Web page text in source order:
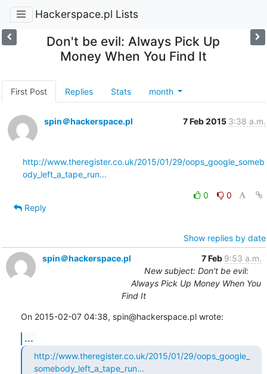
Hackerspace.pl Lists
Don't be evil: Always Pick Up
Money When You Find It
First Post Replies Stats month
spin＠hackerspace.pl 7 Feb 2015 3:38 a.m.
http://www.theregister.co.uk/2015/01/29/oops_google_someb
ody_left_a_tape_run...
0
0
Reply
Show replies by date
spin＠hackerspace.pl
7 Feb 9:53 a.m.
New subject: Don't be evil:
Always Pick Up Money When You
Find It
On 2015-02-07 04:38, spin@hackerspace.pl wrote:
...
http://www.theregister.co.uk/2015/01/29/oops_google_
somebody_left_a_tape_run...